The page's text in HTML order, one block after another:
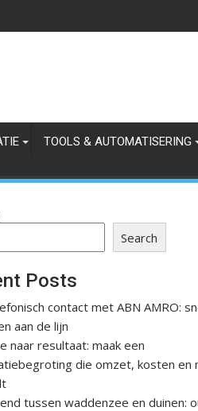
marge verbindt
TOOLS & AUTOMATISERING
Search
Posts
contact met ABN AMRO:
aan de lijn
naar resultaat: maak een
die omzet, kosten en
tussen waddenzee en duinen: